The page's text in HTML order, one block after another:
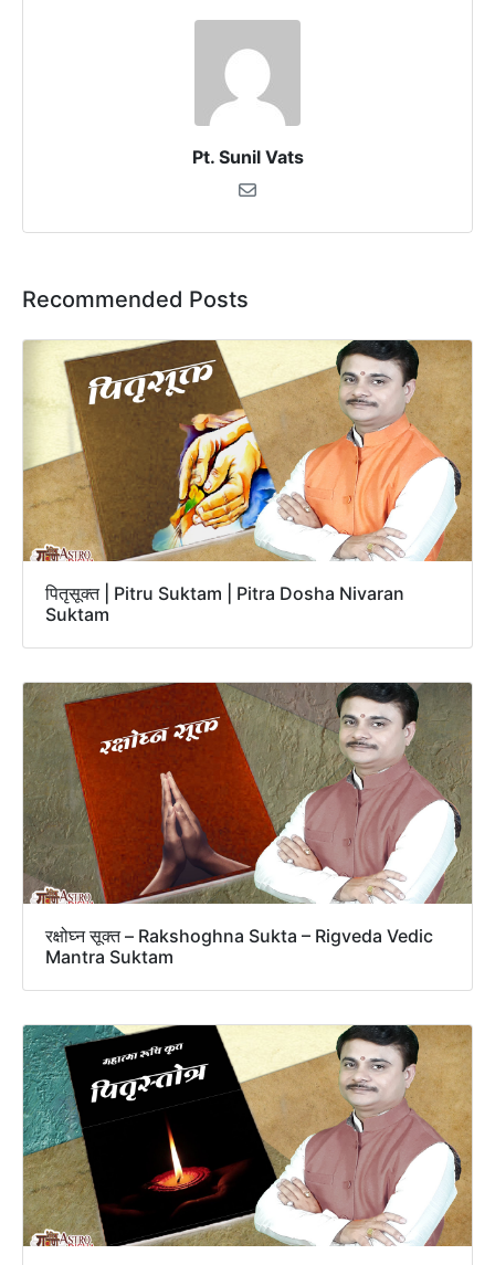
Pt. Sunil Vats
Recommended Posts
पितृसूक्त | Pitru Suktam | Pitra Dosha Nivaran
Suktam
रक्षोघ्न सूक्त – Rakshoghna Sukta – Rigveda Vedic
Mantra Suktam